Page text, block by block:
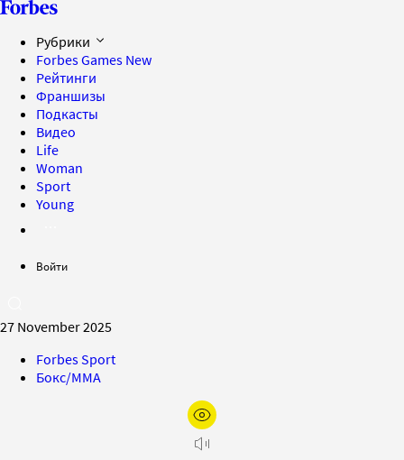
Рубрики
Forbes Games New
Рейтинги
Франшизы
Подкасты
Видео
Life
Woman
Sport
Young
Войти
27 November 2025
Forbes Sport
Бокс/MMA